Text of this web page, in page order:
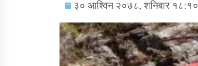
३० आश्विन २०७८, शनिबार १८:१०